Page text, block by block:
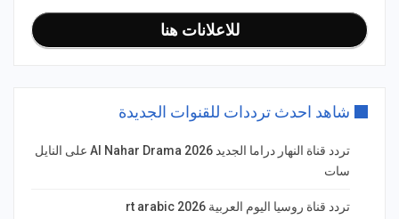
للاعلانات هنا
شاهد احدث ترددات للقنوات الجديدة
تردد قناة النهار دراما الجديد 2026 Al Nahar Drama على النايل
سات
تردد قناة روسيا اليوم العربية rt arabic 2026